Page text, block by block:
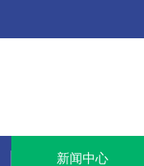
新闻中心